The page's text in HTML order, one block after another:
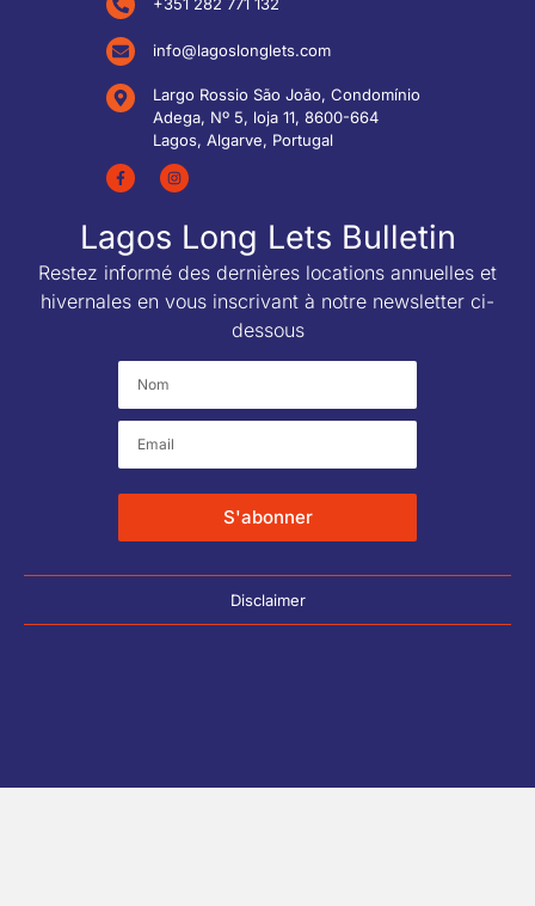
info@lagoslonglets.com
Largo Rossio São João, Condomínio
Adega, Nº 5, loja 11, 8600-664
Lagos, Algarve, Portugal
Lagos Long Lets Bulletin
Restez informé des dernières locations annuelles et
hivernales en vous inscrivant à notre newsletter ci-
dessous
S'abonner
Disclaimer